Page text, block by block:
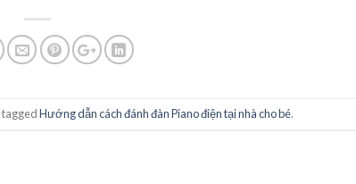
taggedHướng dẫn cách đánh đàn Piano điện tại nhà cho bé.